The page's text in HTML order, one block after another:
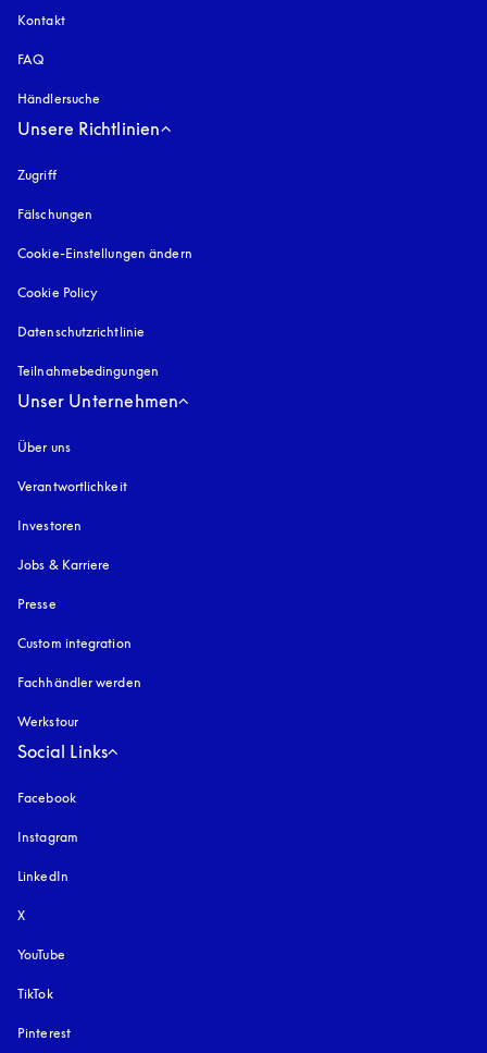
Kontakt
FAQ
Händlersuche
Unsere Richtlinien
Zugrifföffnet sich in einem neuen Tab
Fälschungen
Cookie-Einstellungen ändern
Cookie Policy
Datenschutzrichtlinie
Teilnahmebedingungen
Unser Unternehmen
Über uns
Verantwortlichkeit
Investoren
Jobs & Karriere
Presse
Custom integration
Fachhändler werden
Werkstour
Social Links
Facebook
Instagram
LinkedIn
X
YouTube
TikTok
Pinterest